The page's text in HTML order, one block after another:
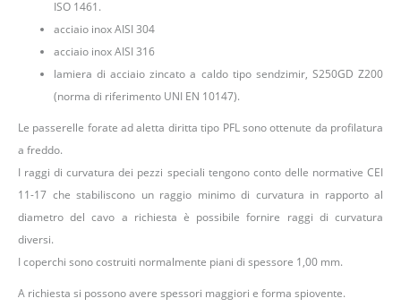
ISO 1461.
acciaio inox AISI 304
acciaio inox AISI 316
lamiera di acciaio zincato a caldo tipo sendzimir, S250GD Z200
(norma di riferimento UNI EN 10147).
Le passerelle forate ad aletta diritta tipo PFL sono ottenute da profilatura
a freddo.
I raggi di curvatura dei pezzi speciali tengono conto delle normative CEI
11-17 che stabiliscono un raggio minimo di curvatura in rapporto al
diametro del cavo a richiesta è possibile fornire raggi di curvatura
diversi.
I coperchi sono costruiti normalmente piani di spessore 1,00 mm.
A richiesta si possono avere spessori maggiori e forma spiovente.